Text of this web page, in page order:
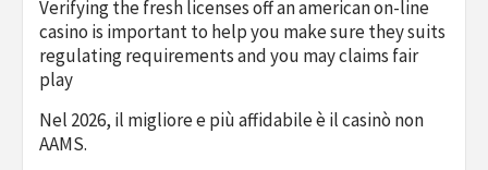
Verifying the fresh licenses off an american on-line
casino is important to help you make sure they suits
regulating requirements and you may claims fair
play
Nel 2026, il migliore e più affidabile è il casinò non
AAMS.